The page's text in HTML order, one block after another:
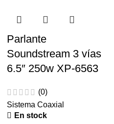
Parlante
Soundstream 3 vías
6.5″ 250w XP-6563
(0)
Sistema Coaxial
En stock